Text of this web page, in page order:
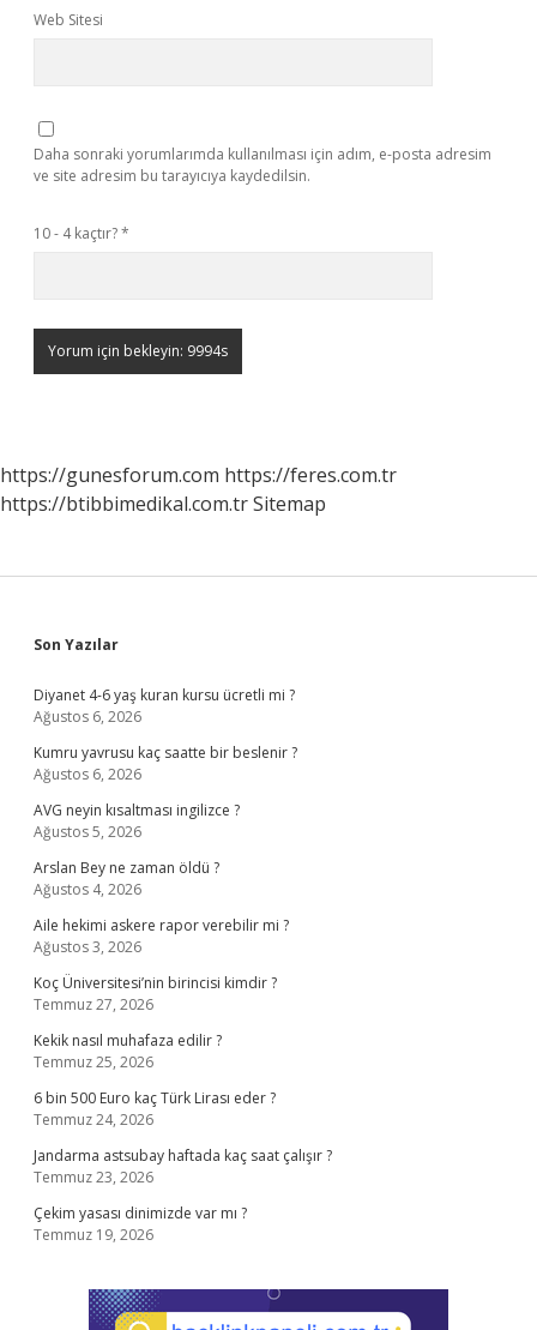
Web Sitesi
Daha sonraki yorumlarımda kullanılması için adım, e-posta adresim
ve site adresim bu tarayıcıya kaydedilsin.
10 - 4 kaçtır?*
https://gunesforum.com https://feres.com.tr
https://btibbimedikal.com.trSitemap
Sidebar
Son Yazılar
Diyanet 4-6 yaş kuran kursu ücretli mi ?
Ağustos 6, 2026
Kumru yavrusu kaç saatte bir beslenir ?
Ağustos 6, 2026
AVG neyin kısaltması ingilizce ?
Ağustos 5, 2026
Arslan Bey ne zaman öldü ?
Ağustos 4, 2026
Aile hekimi askere rapor verebilir mi ?
Ağustos 3, 2026
Koç Üniversitesi’nin birincisi kimdir ?
Temmuz 27, 2026
Kekik nasıl muhafaza edilir ?
Temmuz 25, 2026
6 bin 500 Euro kaç Türk Lirası eder ?
Temmuz 24, 2026
Jandarma astsubay haftada kaç saat çalışır ?
Temmuz 23, 2026
Çekim yasası dinimizde var mı ?
Temmuz 19, 2026